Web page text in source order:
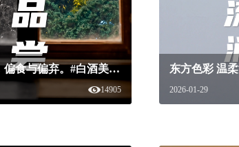
混合与品尝，偏食与偏弃。#白酒美学盛典 #白酒美学 #混合 #品尝 #金翅奖
14905 2026-01-29